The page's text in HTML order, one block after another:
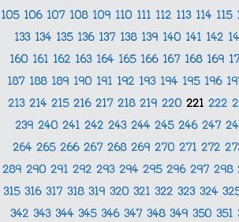
105 106 107 108 109 110 111 112 113 114 115
133 134 135 136 137 138 139 140 141 142
160 161 162 163 164 165 166 167 168 169
187 188 189 190 191 192 193 194 195 196
213 214 215 216 217 218 219 220 221 222
239 240 241 242 243 244 245 246 247
264 265 266 267 268 269 270 271 272
289 290 291 292 293 294 295 296 297 298
315 316 317 318 319 320 321 322 323 324
342 343 344 345 346 347 348 349 350 351